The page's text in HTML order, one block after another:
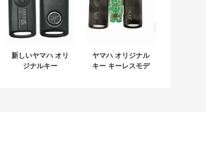
新しいヤマハ オリ
ジナルキー
ヤマハ オリジナル
キー キーレスモデ